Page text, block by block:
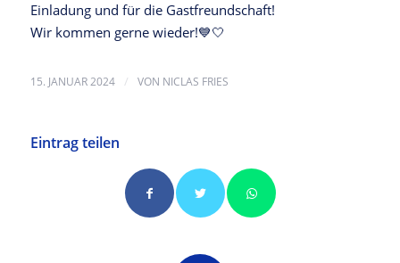
Einladung und für die Gastfreundschaft!
Wir kommen gerne wieder!💙🤍
15. JANUAR 2024 / VON NICLAS FRIES
Eintrag teilen